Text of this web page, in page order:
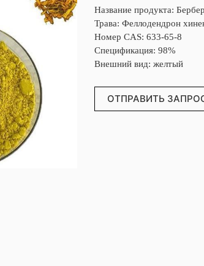
Название продукта:
Трава: Феллодендрон
Номер CAS: 633-65-8
Спецификация: 98%
Внешний вид: желтый
ОТПРАВИТЬ